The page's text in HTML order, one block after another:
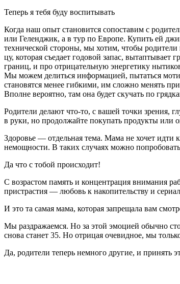
Теперь я тебя буду воспитывать
Когда наш опыт становится сопоста­вим с
или Геленджик, а в тур по Ев­ропе. Купить ей
технической сто­роны, мы хотим, чтобы
цу, которая съедает годовой запас,
границ, и про отрица­тельную энергетику
Мы можем делиться информацией, пы­таться
становятся менее гибкими, им сложно менять
Вполне вероятно, там она будет скучать по
Родители делают что-то, с вашей точки зрения,
в руки, но продол­жайте покупать продукты или
Здоровье — отдельная тема. Мама не хочет идти
немощности. В таких случа­ях можно
Да что с тобой происходит!
С возрастом память и концентрация внимания
пристрастия — любовь к накопитель­ству и
И это та самая мама, которая запре­щала вам
Мы раздражаемся. Но за этой эмо­цией обычно
снова станет 35. Но отрицая очевидное, мы
Да, родители теперь немного дру­гие, и принять